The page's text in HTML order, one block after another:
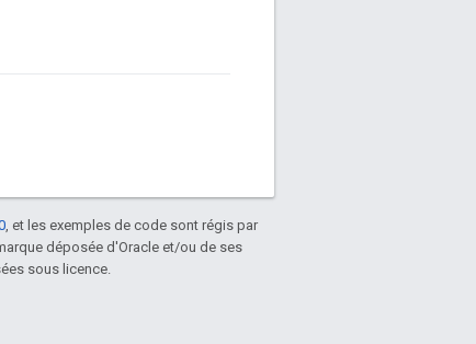
, et les exemples de code sont régis par
déposée d'Oracle et/ou de ses
sous licence.